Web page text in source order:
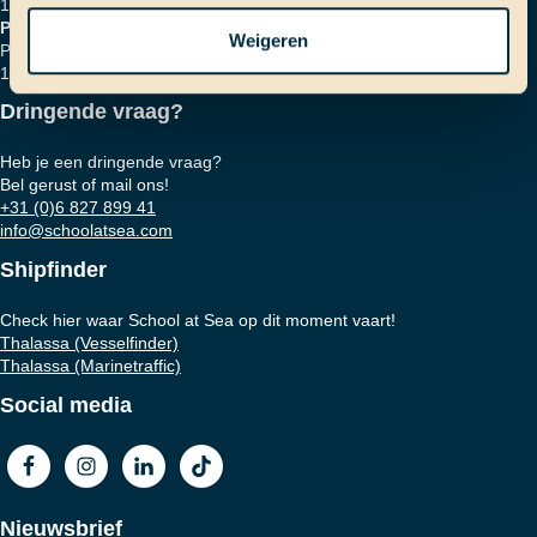
Weigeren
1018 HZ Amsterdam
Postadres
Postbus 16664
1001 RD Amsterdam
Dringende vraag?
Heb je een dringende vraag?
Bel gerust of mail ons!
+31 (0)6 827 899 41
info@schoolatsea.com
Shipfinder
Check hier waar School at Sea op dit moment vaart!
Thalassa (Vesselfinder)
Thalassa (Marinetraffic)
Social media
Nieuwsbrief